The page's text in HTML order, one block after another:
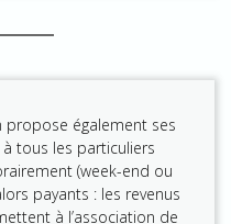
propose également ses
tous les particuliers
(week-end ou
payants : les revenus
à l’association de